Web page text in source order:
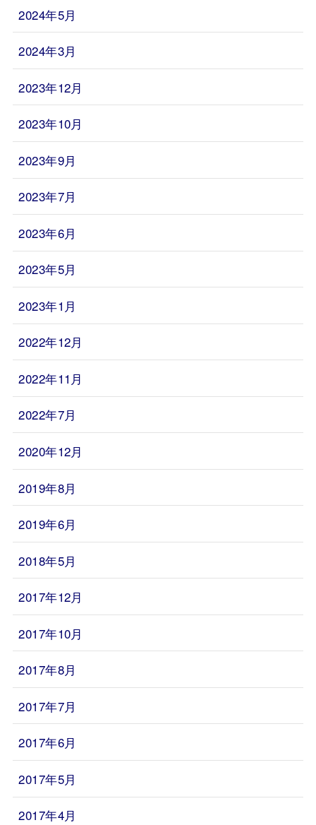
2024年5月
2024年3月
2023年12月
2023年10月
2023年9月
2023年7月
2023年6月
2023年5月
2023年1月
2022年12月
2022年11月
2022年7月
2020年12月
2019年8月
2019年6月
2018年5月
2017年12月
2017年10月
2017年8月
2017年7月
2017年6月
2017年5月
2017年4月